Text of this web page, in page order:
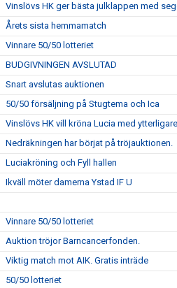
Vinslövs HK ger bästa julklappen med
Årets sista hemmamatch
Vinnare 50/50 lotteriet
BUDGIVNINGEN AVSLUTAD
Snart avslutas auktionen
50/50 försäljning på Stugtema och Ica
Vinslövs HK vill kröna Lucia med
Nedräkningen har börjat på tröjauktionen.
Luciakröning och Fyll hallen
Ikväll möter damerna Ystad IF U
Vinnare 50/50 lotteriet
Auktion tröjor Barncancerfonden.
Viktig match mot AIK. Gratis inträde
50/50 lotteriet